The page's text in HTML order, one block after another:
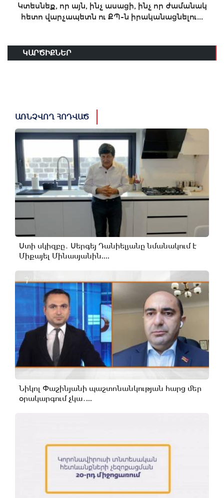
Կտեսնեք, որ այն, ինչ ասացի, ինչ որ ժամանակ
հետո վարչապետն ու ՔՊ-ն իրականացնելու...
ԿԱՐԾԻՔՆԵՐ
ԱՌՆՉՎՈՂ ՀՈԴՎԱԾ
Ստի սկիզբը․ Սերգեյ Դանիելյանը նմանակում է
Միքայել Մինասյանին....
Նիկոլ Փաշինյանի պաշտոնանկության հարց մեր
օրակարգում չկա․...